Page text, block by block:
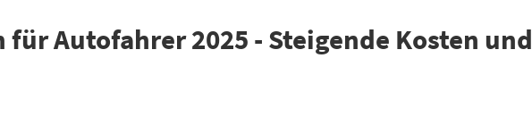
für Autofahrer 2025 - Steigende Kosten und